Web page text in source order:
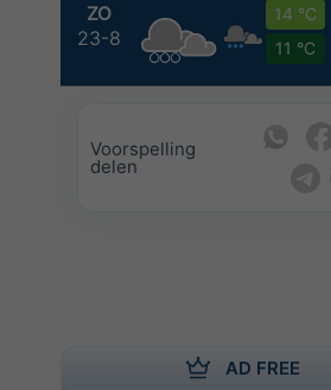
ZO
23-8
14 °C
11 °C
Voorspelling
delen
AD FREE